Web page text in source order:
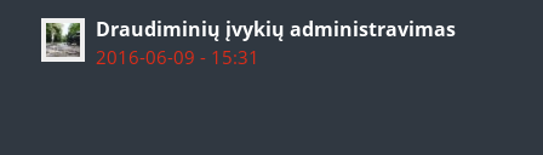
Draudiminių įvykių administravimas
2016-06-09 - 15:31